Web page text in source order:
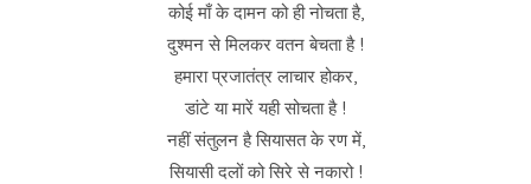
कोई माँ के दामन को ही नोचता है,
दुश्मन से मिलकर वतन बेचता है !
हमारा प्रजातंत्र लाचार होकर,
डांटे या मारें यही सोचता है !
नहीं संतुलन है सियासत के रण में,
सियासी दलों को सिरे से नकारो !